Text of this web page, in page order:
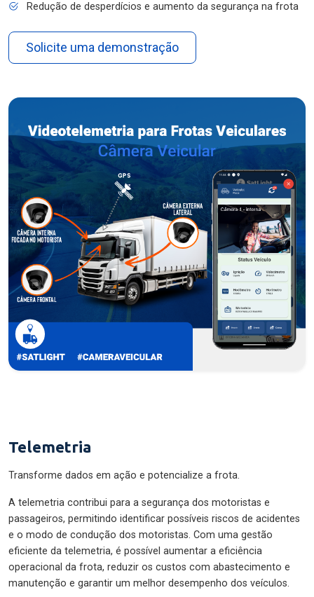
Redução de desperdícios e aumento da segurança na frota
Solicite uma demonstração
Telemetria
Transforme dados em ação e potencialize a frota.
A telemetria contribui para a segurança dos motoristas e
passageiros, permitindo identificar possíveis riscos de acidentes
e o modo de condução dos motoristas. Com uma gestão
eficiente da telemetria, é possível aumentar a eficiência
operacional da frota, reduzir os custos com abastecimento e
manutenção e garantir um melhor desempenho dos veículos.